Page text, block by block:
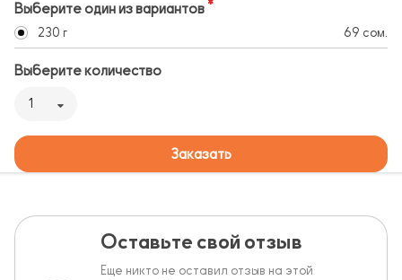
Выберите один из вариантов
230 г 69 сом.
Выберите количество
1
Заказать
Оставьте свой отзыв
Еще никто не оставил отзыв на этой